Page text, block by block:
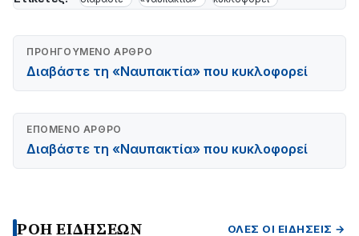
ΠΡΟΗΓΟΎΜΕΝΟ ΆΡΘΡΟ
Διαβάστε τη «Ναυπακτία» που κυκλοφορεί
ΕΠΌΜΕΝΟ ΆΡΘΡΟ
Διαβάστε τη «Ναυπακτία» που κυκλοφορεί
ΡΟΗ ΕΙΔΗΣΕΩΝ ΌΛΕΣ ΟΙ ΕΙΔΉΣΕΙΣ →